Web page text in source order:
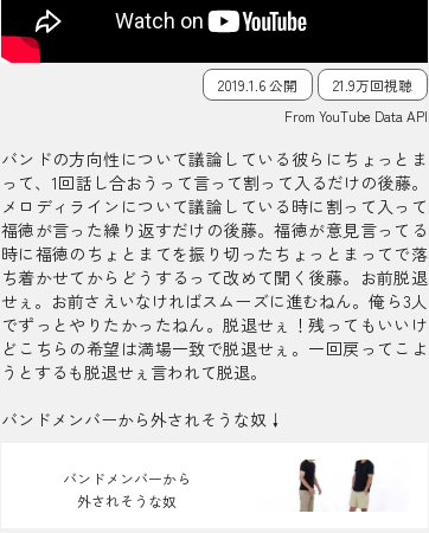
2019.1.6 公開
21.9万回視聴
From YouTube Data API
バンドの方向性について議論している彼らにちょっとま
って、1回話し合おうって言って割って入るだけの後藤。
メロディラインについて議論している時に割って入って
福徳が言った繰り返すだけの後藤。福徳が意見言ってる
時に福徳のちょとまてを振り切ったちょっとまってで落
ち着かせてからどうするって改めて聞く後藤。お前脱退
せぇ。お前さえいなければスムーズに進むねん。俺ら3人
でずっとやりたかったねん。脱退せぇ！残ってもいいけ
どこちらの希望は満場一致で脱退せぇ。一回戻ってこよ
うとするも脱退せぇ言われて脱退。
バンドメンバーから外されそうな奴↓
バンドメンバーから
外されそうな奴